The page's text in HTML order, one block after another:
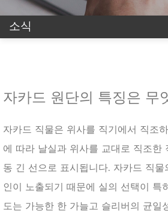
소식
자카드 원단의 특징은 무
자카드 직물은 위사를 직기에서 직조
에 따라 날실과 위사를 교대로 직조한
동 긴 선으로 표시됩니다. 자카드 직
인이 노출되기 때문에 실의 선택이 특
도는 가능한 한 가늘고 슬리버의 균일